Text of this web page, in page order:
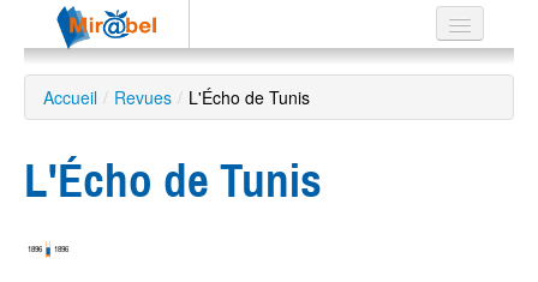
Le réseau
Soutien
Listes
Accueil / Revues / L'Écho de Tunis
L'Écho de Tunis
1896 1896